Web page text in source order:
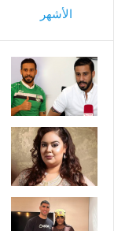
الأشهر